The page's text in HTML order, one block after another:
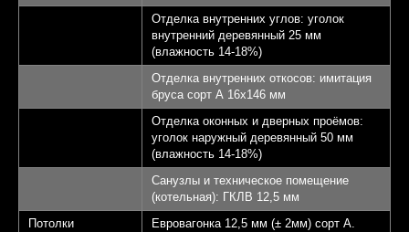
Отделка внутренних углов: уголок
внутренний деревянный 25 мм
(влажность 14-18%)
Отделка внутренних откосов: имитация
бруса сорт А 16х146 мм
Отделка оконных и дверных проёмов:
уголок наружный деревянный 50 мм
(влажность 14-18%)
Санузлы и техническое помещение
(котельная): ГКЛВ 12,5 мм
Потолки
Евровагонка 12,5 мм (± 2мм) сорт А.